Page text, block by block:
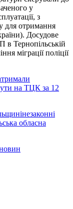
у
з
для отримання
Досудове
в Тернопільській
міграції поліції
на ТЦК за 12
незаконні
обласна